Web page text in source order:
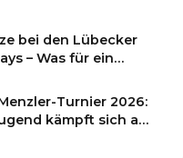
– Was für ein
für unsere kleinen
Turnier 2026:
kämpft sich auf